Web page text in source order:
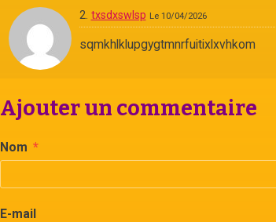
2. txsdxswlsp Le 10/04/2026
sqmkhlklupgygtmnrfuitixlxvhkom
Ajouter un commentaire
Nom
E-mail